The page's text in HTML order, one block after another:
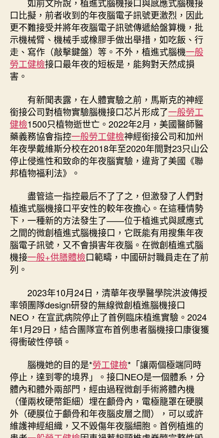
口比擬，前者收到的年夜腦電子訊號更激烈，因此
更不難接受并將年夜腦電子訊號傳遞給盤算機，批
示機械臂、機械手或橡膠手做出舉措，如吃飯、行
走、寫作（敲擊鍵盤）等。不外，植進式腦機一般
勞工健檢接口最年夜的短板是，能夠對天然成損
害。
有新聞表露，在人體實驗之前，馬斯克的神經
銜接公司對植物實驗腦機接口芯片形成了一般勞工
健檢1500只植物逝世亡。2022年2月，美國醫師醫
藥義務協會指控一般勞工健檢神經銜接公司和加州
年夜學戴維斯分校在2018年至2020年間對23只山公
停止侵進性和致命的年夜腦實驗，違背了美國《聯
邦植物福利法》。
盡管這一指控最后不了了之，但激發了人們對
植進式腦機接口平安性的較年夜擔心。在這種情勢
下，一種新的方法發生了——位于植進式與感應式
之間的微創植進式腦機接口，它既能有用搜集年夜
腦電子訊號，又不會損害年夜腦。在微創植進式腦
機接一般+供膳體檢口範疇，中國研討職員走在了前
列。
2023年10月24日，清華年夜學醫學院洪波傳授
率領團隊design研發的無線微創植進腦機接口
NEO，在宣武病院停止了首例臨床植進實驗。2024
年1月29日，結合團隊宣布首例患者腦機接口康復獲
得衝破性停頓。
腦機她的目的是*勞工健檢*「讓兩個極端同時
停止，達到零的境界」。接口NEO是一個體系，分
體內和體外兩部門，經由過程微創手術將體內機
（僅兩枚硬幣鉅細）埋在顱骨內，電極籠罩在硬膜
外（硬膜位于顱骨和年夜腦皮層之間），可以或許
維護神經組織，又不毀傷年夜腦細胞。首例植進的